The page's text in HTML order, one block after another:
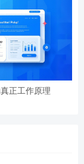
正工作原理